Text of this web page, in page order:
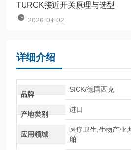
TURCK接近开关原理与选型
2026-04-02
详细介绍
品牌
SICK/德国西克
产地类别
进口
应用领域
医疗卫生,生物产业,
舶